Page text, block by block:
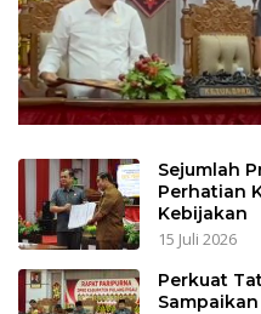
Sejumlah
Perhatian
Kebijakan
15 Juli 2026
Perkuat